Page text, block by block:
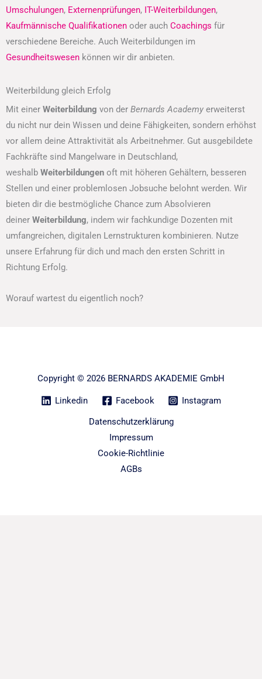
Umschulungen, Externenprüfungen, IT-Weiterbildungen,
Kaufmännische Qualifikationen oder auch Coachings für
verschiedene Bereiche. Auch Weiterbildungen im
Gesundheitswesen können wir dir anbieten.
Weiterbildung gleich Erfolg
Mit einer Weiterbildung von der Bernards Academy erweiterst
du nicht nur dein Wissen und deine Fähigkeiten, sondern erhöhst
vor allem deine Attraktivität als Arbeitnehmer. Gut ausgebildete
Fachkräfte sind Mangelware in Deutschland,
weshalb Weiterbildungen oft mit höheren Gehältern, besseren
Stellen und einer problemlosen Jobsuche belohnt werden. Wir
bieten dir die bestmögliche Chance zum Absolvieren
deiner Weiterbildung, indem wir fachkundige Dozenten mit
umfangreichen, digitalen Lernstrukturen kombinieren. Nutze
unsere Erfahrung für dich und mach den ersten Schritt in
Richtung Erfolg.
Worauf wartest du eigentlich noch?
Copyright © 2026 BERNARDS AKADEMIE GmbH
Linkedin Facebook
Instagram
Datenschutzerklärung
Impressum
Cookie-Richtlinie
AGBs